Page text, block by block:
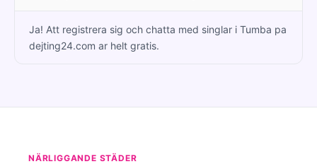
Ja! Att registrera sig och chatta med singlar i Tumba pa
dejting24.com ar helt gratis.
NÄRLIGGANDE STÄDER